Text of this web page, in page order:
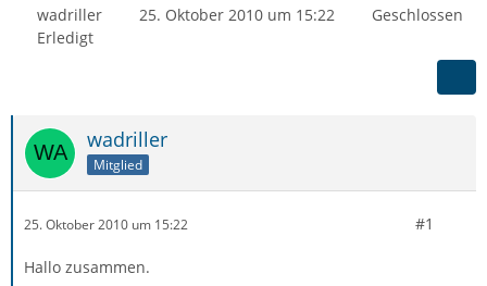
wadriller 25. Oktober 2010 um 15:22
Geschlossen
Erledigt
wadriller
Mitglied
25. Oktober 2010 um 15:22 #1
Hallo zusammen.